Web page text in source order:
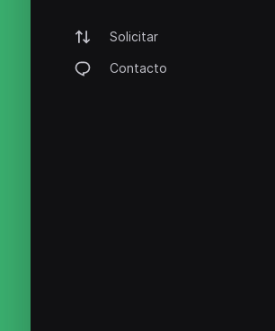
Solicitar
Contacto